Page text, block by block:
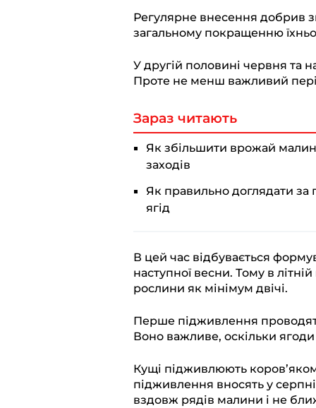
r
m
o
k
A
p
i
k
Регулярне внесення добрив
загальному покращенню
У другій половині червня та
Проте не менш важливий
Зараз читають
Як збільшити врожай
заходів
Як правильно доглядати
ягід
В цей час відбувається
наступної весни. Тому в
рослини як мінімум двічі.
Перше підживлення
Воно важливе, оскільки
Кущі підживлюють
підживлення вносять у
вздовж рядів малини і не